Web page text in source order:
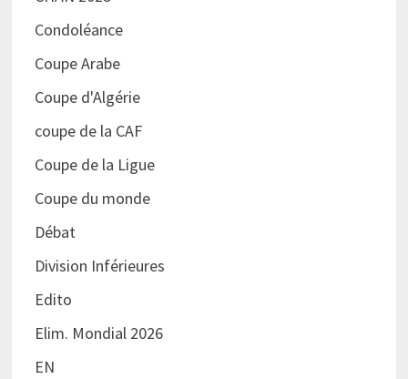
Condoléance
Coupe Arabe
Coupe d'Algérie
coupe de la CAF
Coupe de la Ligue
Coupe du monde
Débat
Division Inférieures
Edito
Elim. Mondial 2026
EN